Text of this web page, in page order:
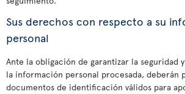
Sus derechos con respecto a su
personal
Ante la obligación de garantizar la seguridad
la información personal procesada, deberán
documentos de identificación válidos para